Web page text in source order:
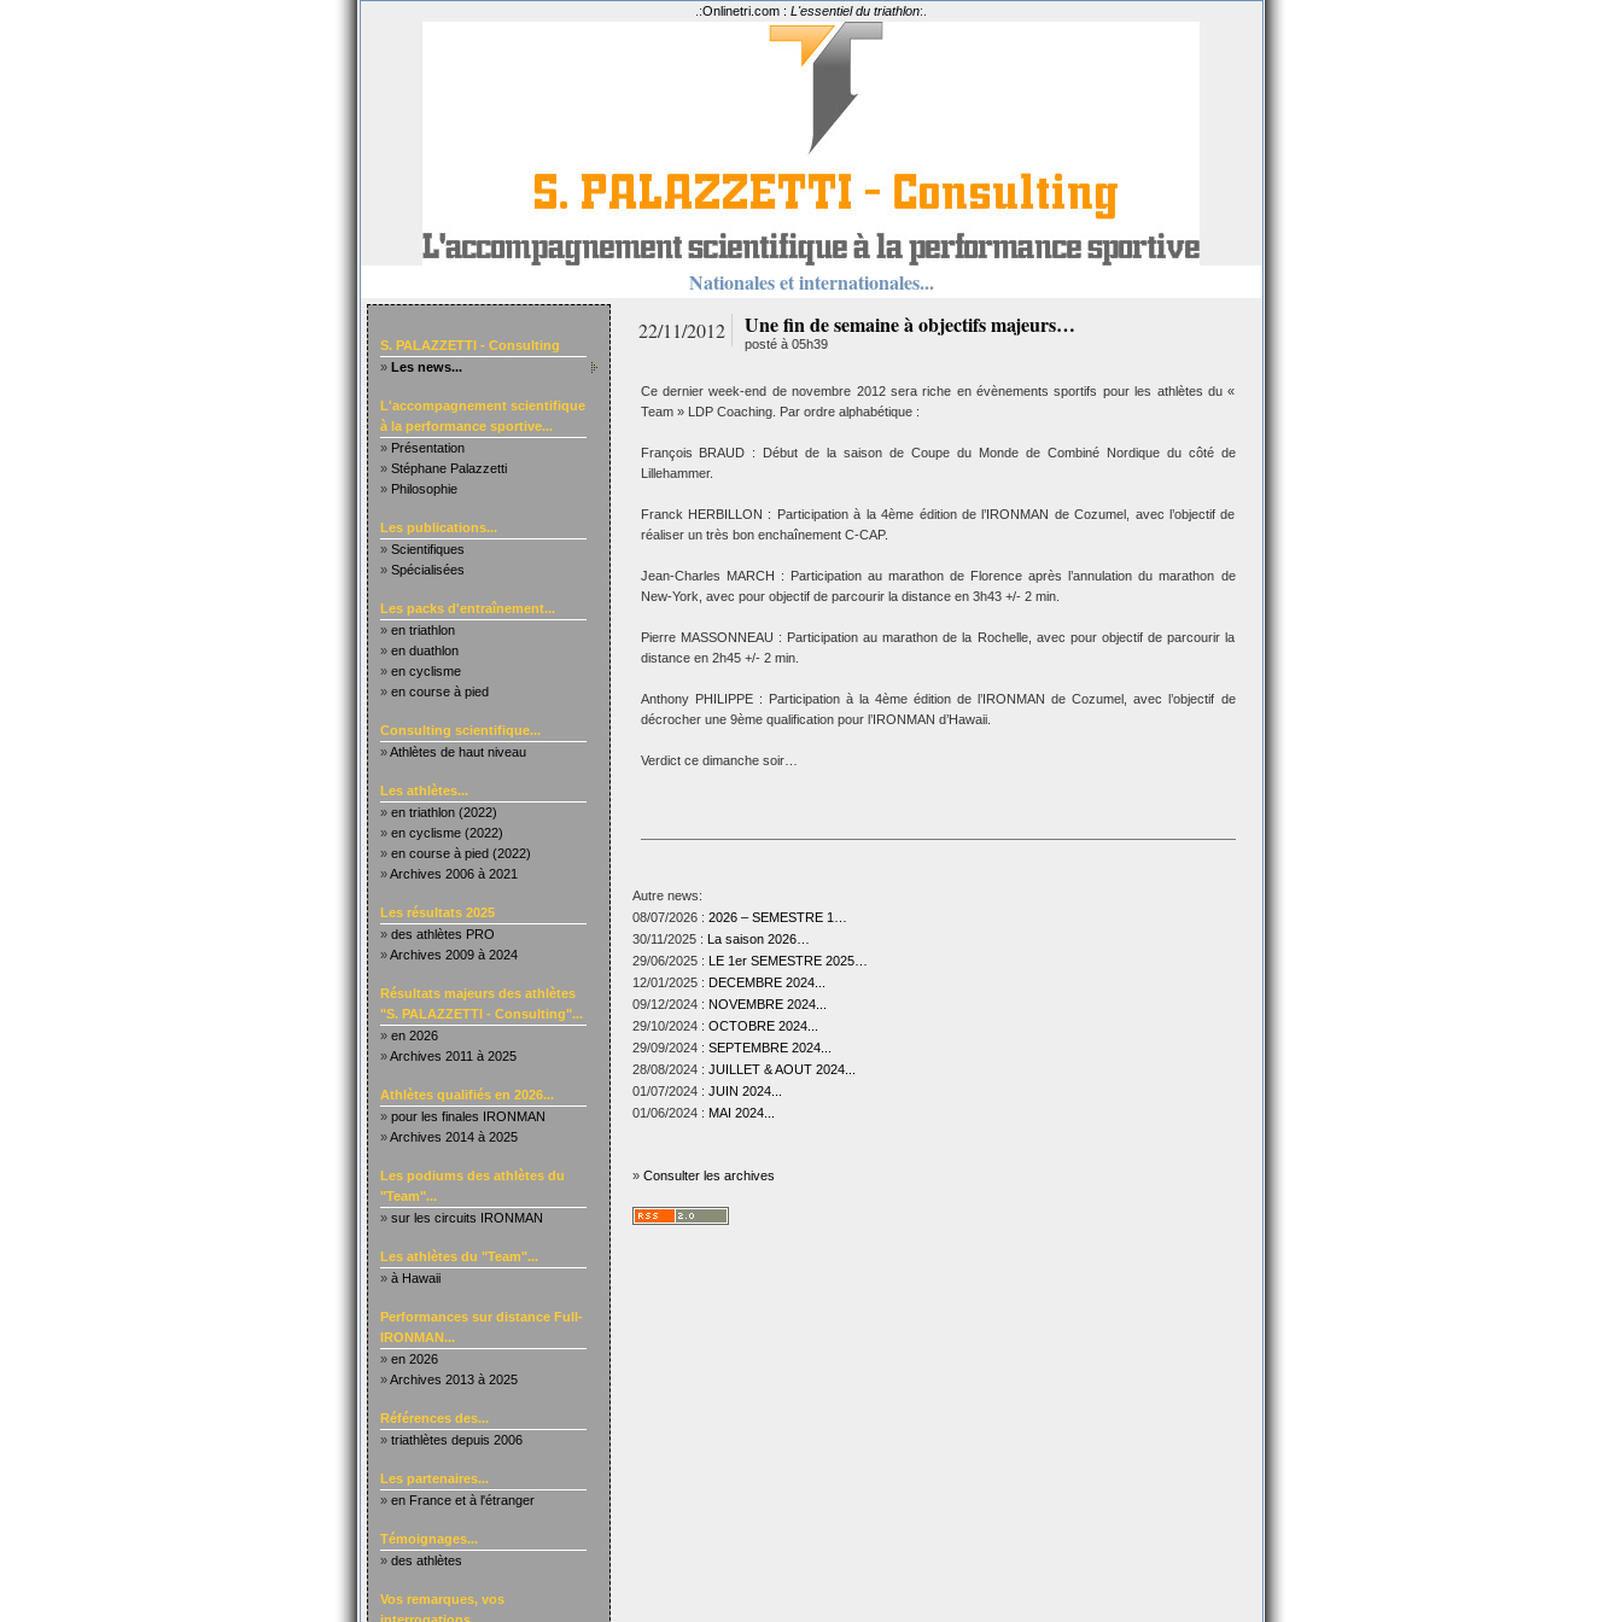
.:Onlinetri.com : L'essentiel du triathlon:.
Nationales et internationales...
S. PALAZZETTI - Consulting
» Les news...
L'accompagnement scientifique
à la performance sportive...
» Présentation
» Stéphane Palazzetti
» Philosophie
Les publications...
» Scientifiques
» Spécialisées
Les packs d'entraînement...
» en triathlon
» en duathlon
» en cyclisme
» en course à pied
Consulting scientifique...
»Athlètes de haut niveau
Les athlètes...
» en triathlon (2022)
» en cyclisme (2022)
» en course à pied (2022)
»Archives 2006 à 2021
Les résultats 2025
» des athlètes PRO
»Archives 2009 à 2024
Résultats majeurs des athlètes
"S. PALAZZETTI - Consulting"...
» en 2026
»Archives 2011 à 2025
Athlètes qualifiés en 2026...
» pour les finales IRONMAN
»Archives 2014 à 2025
Les podiums des athlètes du
"Team"...
» sur les circuits IRONMAN
Les athlètes du "Team"...
» à Hawaii
Performances sur distance Full-
IRONMAN...
» en 2026
»Archives 2013 à 2025
Références des...
» triathlètes depuis 2006
Les partenaires...
» en France et à l'étranger
Témoignages...
» des athlètes
Vos remarques, vos
22/11/2012 Une fin de semaine à objectifs majeurs…
posté à 05h39
Ce dernier week-end de novembre 2012 sera riche en évènements sportifs pour les athlètes du «
Team » LDP Coaching. Par ordre alphabétique :
François BRAUD : Début de la saison de Coupe du Monde de Combiné Nordique du côté de
Lillehammer.
Franck HERBILLON : Participation à la 4ème édition de l’IRONMAN de Cozumel, avec l’objectif de
réaliser un très bon enchaînement C-CAP.
Jean-Charles MARCH : Participation au marathon de Florence après l’annulation du marathon de
New-York, avec pour objectif de parcourir la distance en 3h43 +/- 2 min.
Pierre MASSONNEAU : Participation au marathon de la Rochelle, avec pour objectif de parcourir la
distance en 2h45 +/- 2 min.
Anthony PHILIPPE : Participation à la 4ème édition de l’IRONMAN de Cozumel, avec l’objectif de
décrocher une 9ème qualification pour l’IRONMAN d’Hawaii.
Verdict ce dimanche soir…
Autre news:
08/07/2026 : 2026 – SEMESTRE 1…
30/11/2025 : La saison 2026…
29/06/2025 : LE 1er SEMESTRE 2025…
12/01/2025 : DECEMBRE 2024...
09/12/2024 : NOVEMBRE 2024...
29/10/2024 : OCTOBRE 2024...
29/09/2024 : SEPTEMBRE 2024...
28/08/2024 : JUILLET & AOUT 2024...
01/07/2024 : JUIN 2024...
01/06/2024 : MAI 2024...
» Consulter les archives